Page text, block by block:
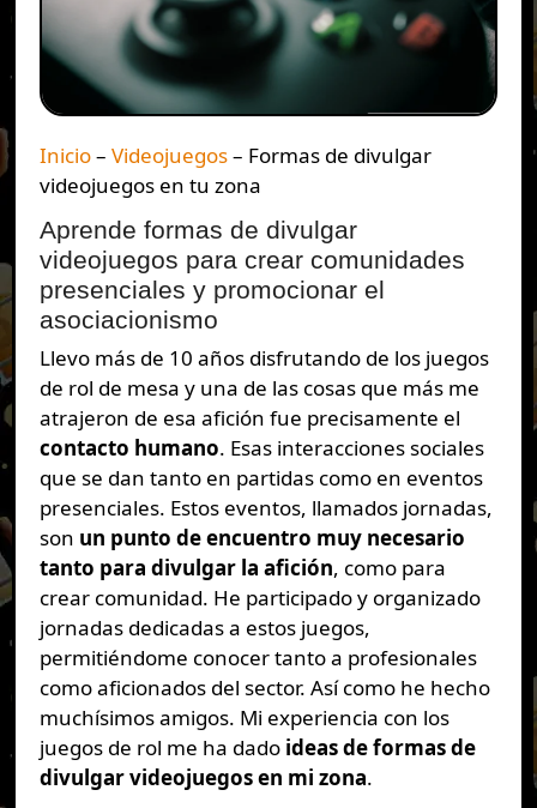
Inicio– Videojuegos– Formas de divulgar
videojuegos en tu zona
Aprende formas de divulgar
videojuegos para crear comunidades
presenciales y promocionar el
asociacionismo
Llevo más de 10 años disfrutando de los juegos
de rol de mesa y una de las cosas que más me
atrajeron de esa afición fue precisamente el
contacto humano. Esas interacciones sociales
que se dan tanto en partidas como en eventos
presenciales. Estos eventos, llamados jornadas,
son un punto de encuentro muy necesario
tanto para divulgar la afición, como para
crear comunidad. He participado y organizado
jornadas dedicadas a estos juegos,
permitiéndome conocer tanto a profesionales
como aficionados del sector. Así como he hecho
muchísimos amigos. Mi experiencia con los
juegos de rol me ha dado ideas de formas de
divulgar videojuegos en mi zona.